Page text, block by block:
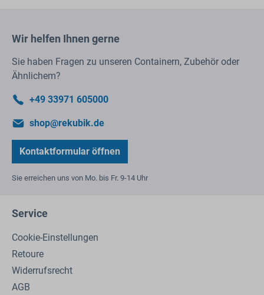
Wir helfen Ihnen gerne
Sie haben Fragen zu unseren Containern, Zubehör oder
Ähnlichem?
+49 33971 605000
shop@rekubik.de
Kontaktformular öffnen
Sie erreichen uns von Mo. bis Fr. 9-14 Uhr
Service
Cookie-Einstellungen
Retoure
Widerrufsrecht
AGB